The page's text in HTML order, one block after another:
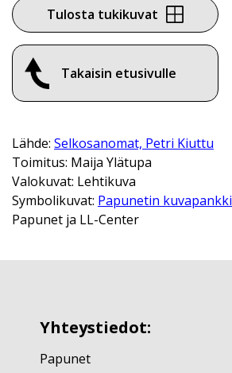
Tulosta tukikuvat
Takaisin etusivulle
Lähde: Selkosanomat, Petri Kiuttu
Toimitus: Maija Ylätupa
Valokuvat: Lehtikuva
Symbolikuvat: Papunetin kuvapankki
Papunet ja LL-Center
Yhteystiedot:
Papunet